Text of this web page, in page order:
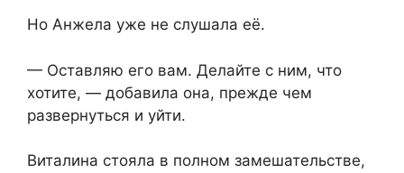
Но Анжела уже не слушала её.
— Оставляю его вам. Делайте с ним, что
хотите, — добавила она, прежде чем
развернуться и уйти.
Виталина стояла в полном замешательстве,